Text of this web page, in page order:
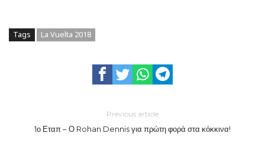
Tags La Vuelta 2018
Previous article
1ο Εταπ – Ο Rohan Dennis για πρώτη φορά στα κόκκινα!